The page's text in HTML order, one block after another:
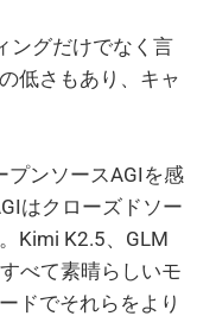
ングだけでなく言
低さもあり、キャ
プンソースAGIを感
はクローズドソー
Kimi K2.5、GLM
べて素晴らしいモ
ドでそれらをより